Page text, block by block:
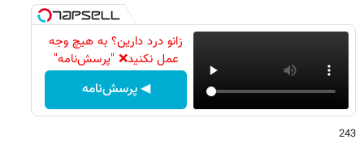
زانو درد دارین؟ به هیچ وجه
عمل نکنید❌ "پرسش‌نامه"
◀ پرسش‌نامه
243